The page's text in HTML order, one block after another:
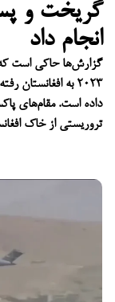
گریخت و
انجام داد
گزارش‌ها حاکی است
۲۰۲۳ به
داده است. مقام‌های
تروریستی از خاک